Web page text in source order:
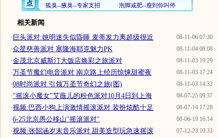
相关新闻
08-11-06 07:30
·巨头派对:姚明迷失似昏睡 麦蒂发力离超级很近
08-11-04 08:08
·众星慈善派对 塞隆海耶克魅力PK
08-11-03 19:29
·金茂北京威斯汀大饭店焕彩之旅派对
08-11-03 17:24
·万圣节魔幻电音派对 南京路上经历惊悚甜蜜夜
08-11-03 14:32
·08时尚派对 引领万圣节奇幻之旅(图)
08-07-25 09:37
·"摇滚小魔女"艾薇儿的粉色派对10月4日到上海
08-07-14 17:28
·视频:巴西小狗上演激情摇滚派对 装扮炫酷十足
08-06-19 16:14
·6-25北京愚公移山"摇滚派对"
07-12-23 10:33
·视频:张韶涵岁末音乐派对 甜美造型玩急速摇滚